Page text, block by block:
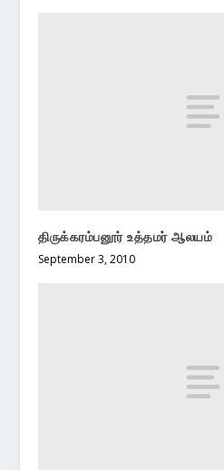
திருக்கரம்பனூர் உத்தமர் ஆலயம்
September 3, 2010